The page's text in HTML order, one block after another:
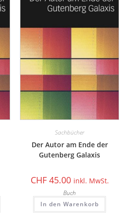
Sachbücher
Der Autor am Ende der
Gutenberg Galaxis
CHF45.00 inkl. MwSt.
Buch
In den Warenkorb